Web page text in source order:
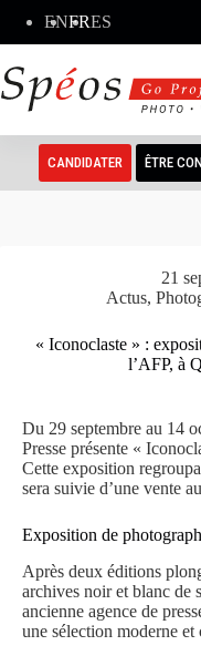
contenu
ENFRES
CANDIDATER ÊTRE
21
Actus,
« Iconoclaste » :
l’AFP, à
Du 29 septembre au 14
Presse présente «
Cette exposition
sera suivie d’une vente
Exposition de
Après deux éditions
archives noir et blanc de
ancienne agence de
une sélection moderne et